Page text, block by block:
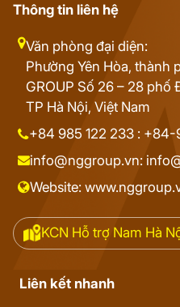
Thông tin liên hệ
Văn phòng đại diện:
Phường Yên Hòa, thành
GROUP Số 26 – 28 phố
TP Hà Nội, Việt Nam
+84 985 122 233 : +84-
info@nggroup.vn:
Website:
KCN Hỗ trợ Nam Hà
Liên kết nhanh